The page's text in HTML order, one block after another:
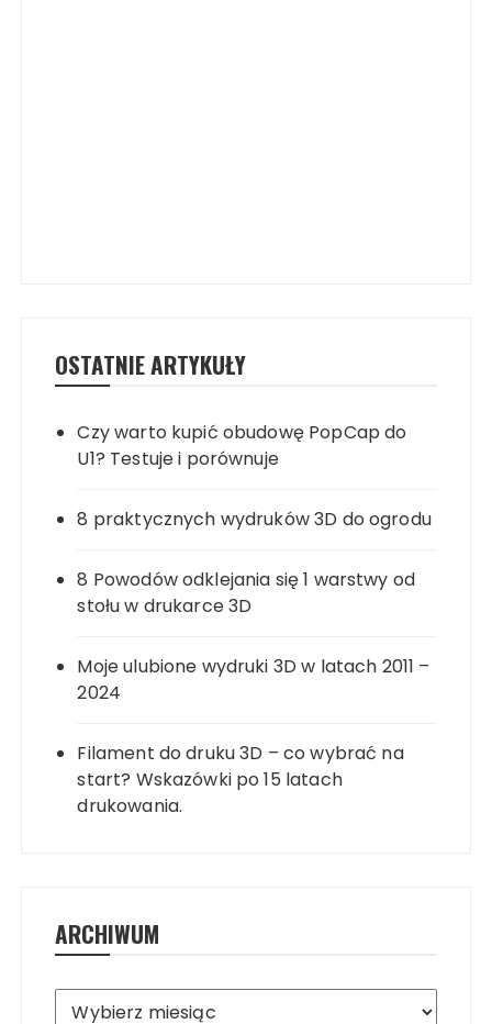
OSTATNIE ARTYKUŁY
Czy warto kupić obudowę PopCap do
U1? Testuje i porównuje
8 praktycznych wydruków 3D do ogrodu
8 Powodów odklejania się 1 warstwy od
stołu w drukarce 3D
Moje ulubione wydruki 3D w latach 2011 –
2024
Filament do druku 3D – co wybrać na
start? Wskazówki po 15 latach
drukowania.
ARCHIWUM
Archiwum